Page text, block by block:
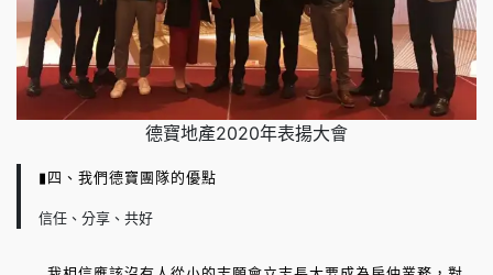
德寶地產2020年表揚大會
▮四、我們德寶團隊的優點
信任、分享、共好